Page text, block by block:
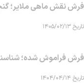
فرش نقش ماهی‌ ملایر؛
تاریخ ۱۴۰۵/۰۲/۱۳
فرش فراموش شده؛
تاریخ ۱۴۰۴/۰۴/۱۴